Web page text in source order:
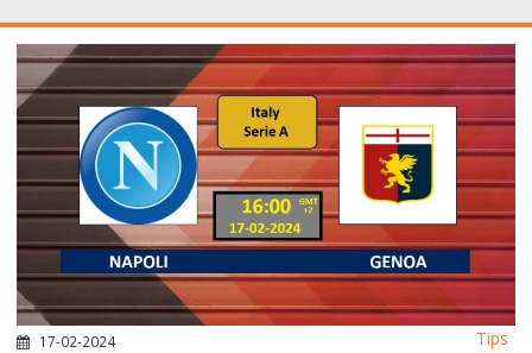
17-02-2024 Tips